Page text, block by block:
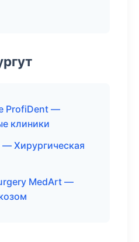
ProfiDent —
клиники
Хирургическая
MedArt —